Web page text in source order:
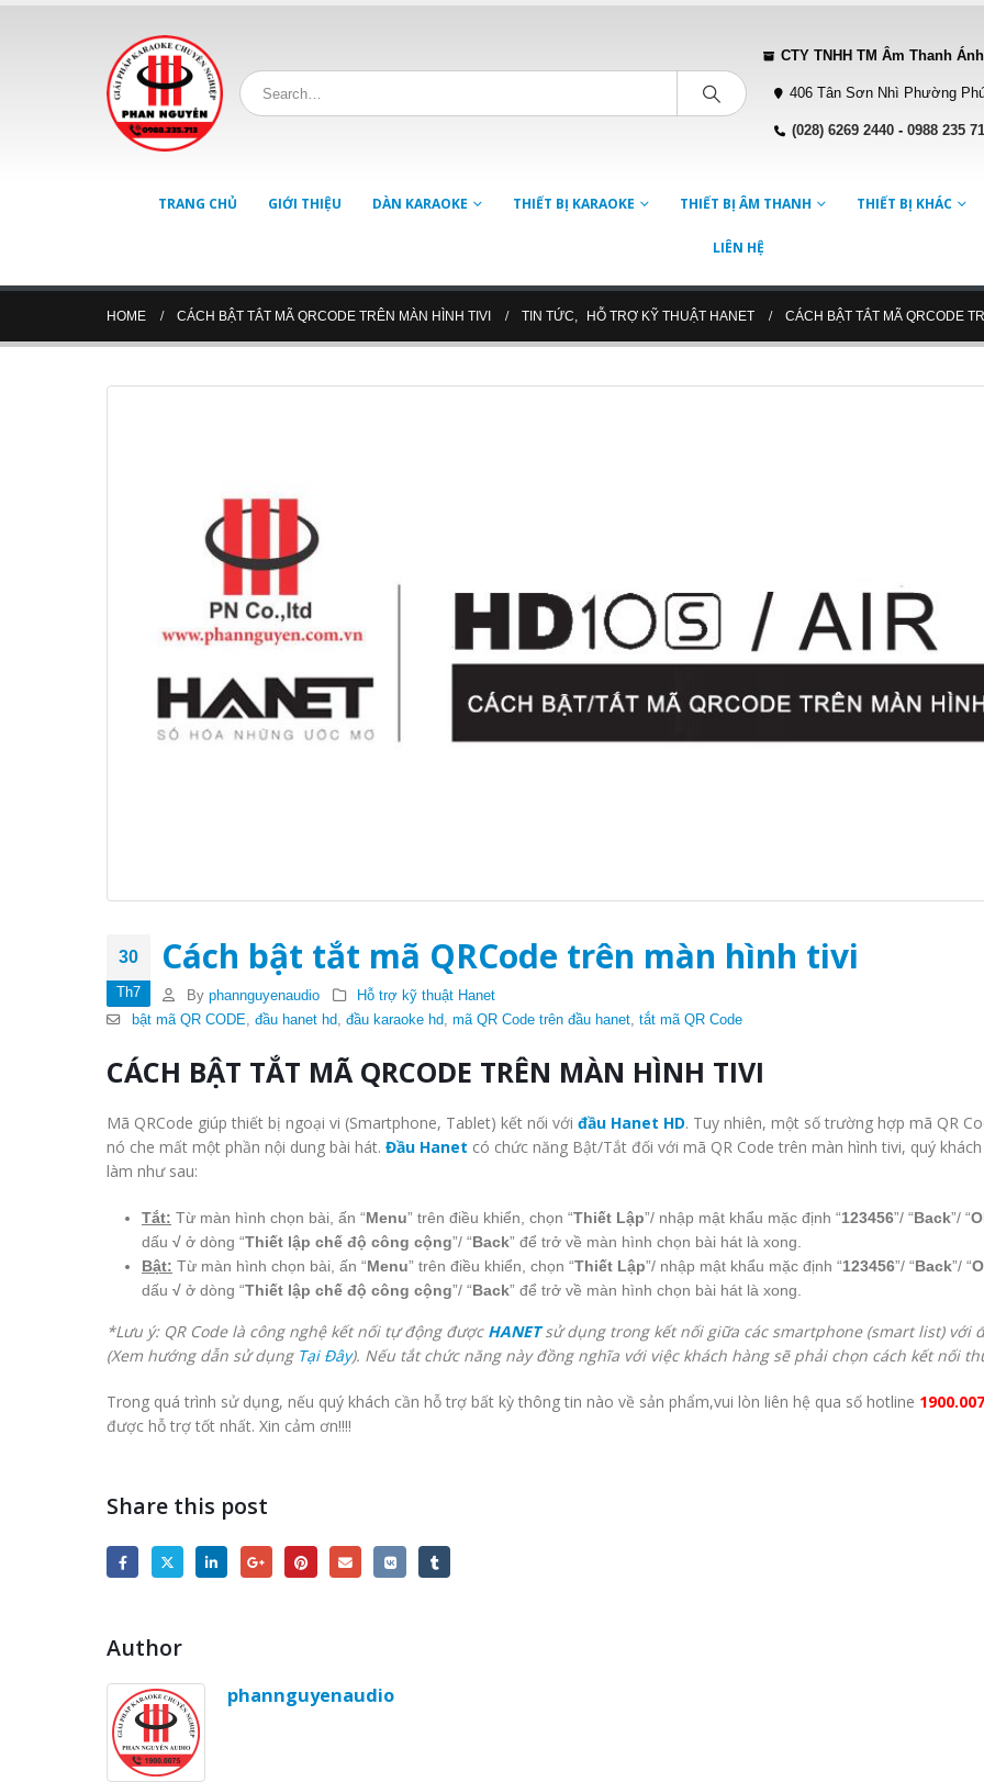
CTY TNHH TM Âm Thanh
406 Tân Sơn Nhì Phường
(028) 6269 2440 -0988 235
TRANG CHỦ GIỚI THIỆU DÀN KARAOKE THIẾT BỊ KARAOKE THIẾT BỊ ÂM THANH THIẾT BỊ KHÁC
LIÊN HỆ
HOME CÁCH BẬT TẮT MÃ QRCODE TRÊN MÀN HÌNH TIVI TIN TỨC, HỖ TRỢ KỸ THUẬT HANET CÁCH BẬT TẮT MÃ QRCODE
30
Th7
Cách bật tắt mã QRCode trên màn hình tivi
By phannguyenaudio
Hỗ trợ kỹ thuật Hanet
bật mã QR CODE, đầu hanet hd, đầu karaoke hd, mã QR Code trên đầu hanet, tắt mã QR Code
CÁCH BẬT TẮT MÃ QRCODE TRÊN MÀN HÌNH TIVI
Mã QRCode giúp thiết bị ngoại vi (Smartphone, Tablet) kết nối với đầu Hanet HD. Tuy nhiên, một số trường hợp mã QR
nó che mất một phần nội dung bài hát. Đầu Hanet có chức năng Bật/Tắt đối với mã QR Code trên màn hình tivi, quý
làm như sau:
Tắt: Từ màn hình chọn bài, ấn “Menu” trên điều khiển, chọn “Thiết Lập”/ nhập mật khẩu mặc định “123456”/ “Back”/ “
dấu √ ở dòng “Thiết lập chế độ công cộng”/ “Back” để trở về màn hình chọn bài hát là xong.
Bật: Từ màn hình chọn bài, ấn “Menu” trên điều khiển, chọn “Thiết Lập”/ nhập mật khẩu mặc định “123456”/ “Back”/ “
dấu √ ở dòng “Thiết lập chế độ công cộng”/ “Back” để trở về màn hình chọn bài hát là xong.
*Lưu ý: QR Code là công nghệ kết nối tự động được HANETsử dụng trong kết nối giữa các smartphone (smart list) với
(Xem hướng dẫn sử dụng Tại Đây). Nếu tắt chức năng này đồng nghĩa với việc khách hàng sẽ phải chọn cách kết nối
Trong quá trình sử dụng, nếu quý khách cần hỗ trợ bất kỳ thông tin nào về sản phẩm,vui lòn liên hệ qua số hotline
được hỗ trợ tốt nhất. Xin cảm ơn!!!!
Share this post
Author
phannguyenaudio